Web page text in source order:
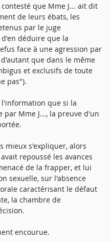
que Mme J... ait dit
de leurs ébats, les
par le juge
déduire que la
face à une agression par
que dans le même
et exclusifs de toute
pas").
que si la
par Mme J..., la preuve d'un
mieux s'expliquer, alors
repoussé les avances
de la frapper, et lui
sexuelle, sur l'absence
caractérisant le défaut
la chambre de
encourue.